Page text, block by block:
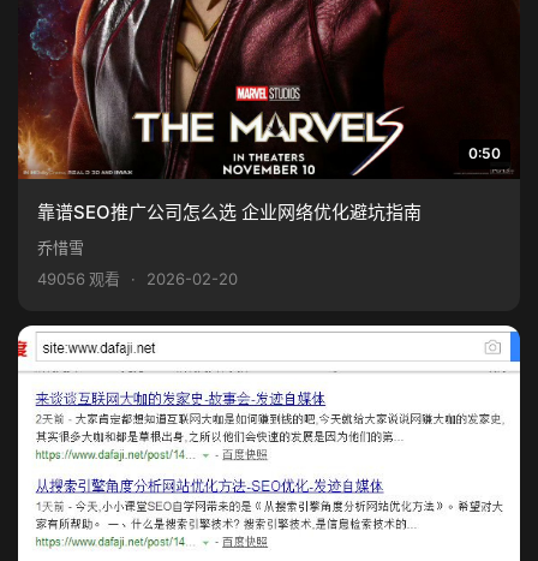
0:50
靠谱SEO推广公司怎么选 企业网络优化避坑指南
乔惜雪
49056 观看
· 2026-02-20